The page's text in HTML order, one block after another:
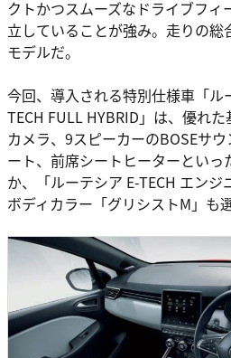
クトかつスムーズなドライブフィ
立していることが強み。走りの総
モデルだ。
今回、導入される特別仕様車「ル
TECH FULL HYBRID」は、優れ
カメラ、9スピーカーのBOSEサ
ート、前席シートヒーターといっ
か、「ルーテシア E-TECH エン
ボディカラー「グリシストM」も